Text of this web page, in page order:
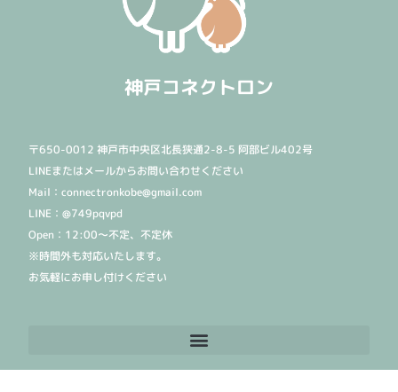
神戸コネクトロン
〒650-0012 神戸市中央区北長狭通2-8-5 阿部ビル402号
LINEまたはメールからお問い合わせください
Mail：connectronkobe@gmail.com
LINE：@749pqvpd
Open：12:00〜不定、不定休
※時間外も対応いたします。
お気軽にお申し付けください